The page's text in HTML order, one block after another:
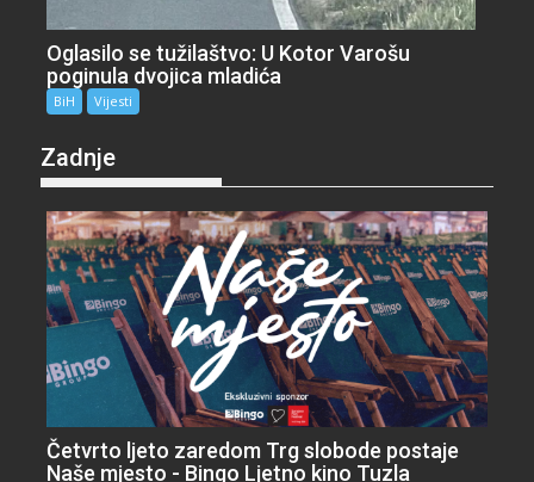
Oglasilo se tužilaštvo: U Kotor Varošu
poginula dvojica mladića
BiH Vijesti
Zadnje
Četvrto ljeto zaredom Trg slobode postaje
Naše mjesto - Bingo Ljetno kino Tuzla